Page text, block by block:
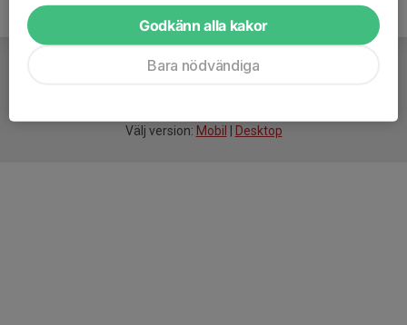
Välj version: Mobil Desktop
Godkänn alla kakor
Bara nödvändiga